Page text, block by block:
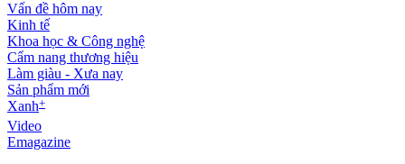
Vấn đề hôm nay
Kinh tế
Khoa học & Công nghệ
Cẩm nang thương hiệu
Làm giàu - Xưa nay
Sản phẩm mới
Xanh+
Video
Emagazine